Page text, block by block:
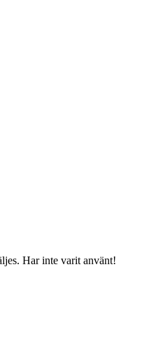
Har inte varit använt!